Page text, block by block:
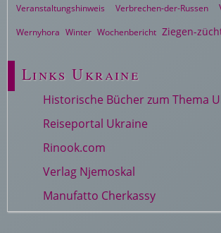
Veranstaltungshinweis
Verbrechen-der-Russen
Wernyhora Winter Wochenbericht Ziegen-
Links Ukraine
Historische Bücher zum Thema
Reiseportal Ukraine
Rinook.com
Verlag Njemoskal
Manufatto Cherkassy